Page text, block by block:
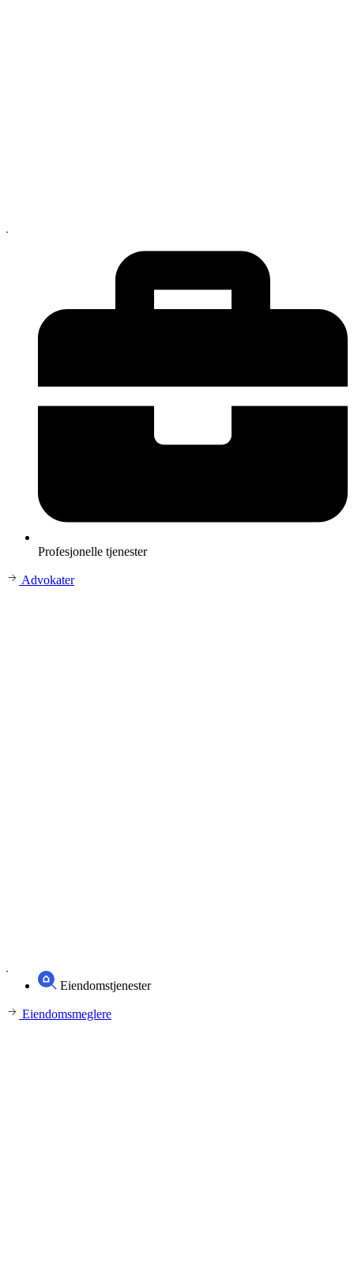
Profesjonelle tjenester
Advokater
Eiendomstjenester
Eiendomsmeglere